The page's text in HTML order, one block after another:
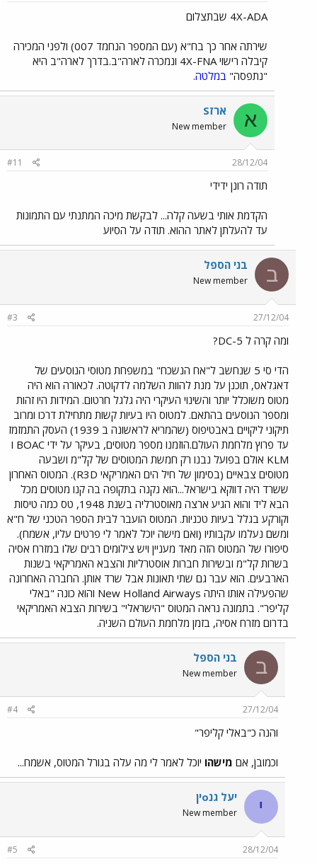
4X-ADA שבתצלום
שירתה אחר כך בח"א (עם המספר הנחמד 007) ולפני המכירה
קיבלה רישוי 4X-FNA ונמכרה לארה"ב.בדרך לארה"ב היא
"נתפסה" במלטה.
א ארזS
New member
28/12/04
#11
תודה רונן ידידי
הקדמת אותי בשעה קלה... לבקשת מיכה המתנתי עם התמונות
עד להעלתן לאתר ההוא. תודה על הסיוע
ב בני הספל
New member
27/12/04
#3
ומה קרה ל DC-5?
הדי סי 5 שנחשב ל"אח הנשכח" במשפחת מטוסי הנוסעים של
דאגלאס, תוכנן על מנת להוות השלמה לדקוטה. לכאורה הוא היה
מטוס משוכלל יותר והשינוי העיקרי היה גלגל חרטום. המידות היו זהות
ומספר הנוסעים בהתאם. למטוס היו בעיות קשות מתחילת דרכו ומרוב
תיקוני ליקויים באבטיפוס (שהמריא לראשונה ב 1939) העסק התמזמז
עד פרוץ מלחמת העולם.הוזמנו מספר מטוסים, בעיקר על ידי BOAC ו
KLM אולם בפועל נבנו רק חמשת המטוסים של קל"מ ושבעה
מטוסים צבאיים (בסימון של חיל הים האמריקאי R3D). המטוס האחרון
ששרד היה דווקא בישראל...הוא נקנה בתקופה בה קנו מטוסים מכל
הבא ליד והוא הגיע ארצה מאוסטרליה בשנת 1948, טס כמה טיסות
וקורקע בגלל בעיות טכניות. המטוס הועבר לבית הספר הטכני של ח"א
ומשם נעלמו עקבותיו (ואם מישה יוכל לאמר לי פרטים עליו, אשמח).
סיפורו של המטוס הזה מאד מעניין ויש צילומים רבים שלו במזרח אסיה
בשרות קל"מ ובשירות חברות אוסטרליות והצבא האמריקאי בשנות
הארבעים. הוא עבר גם שתי תאונות אבל שרד אותן. החברה האחרונה
שהפעילה אותו היתה New Holland Airways והוא כונה "באלי
קליפר". בתמונה נראה המטוס "הישראלי" בשירות הצבא האמריקאי
בדרום מזרח אסיה, בזמן מלחמת העולם השניה.
ב בני הספל
New member
27/12/04
#4
והנה כ"באלי קליפר"
וכמובן, אם מישהו יוכל לאמר לי מה עלה בגורל המטוס, אשמח...
י יעל גנoין
New member
28/12/04
#5